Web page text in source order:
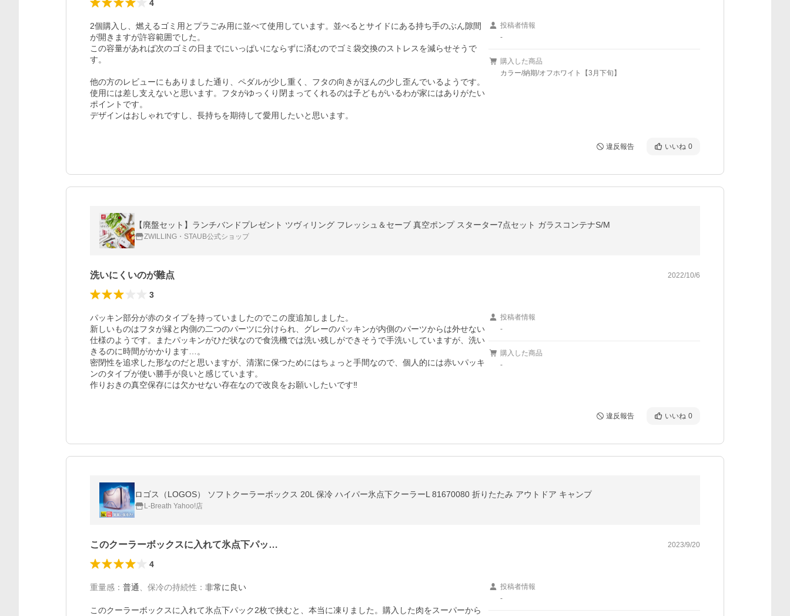
4
2個購入し、燃えるゴミ用とプラごみ用に並べて使用しています。並べるとサイドにある持ち手のぶん隙間
が開きますが許容範囲でした。
この容量があれば次のゴミの日までにいっぱいにならずに済むのでゴミ袋交換のストレスを減らせそうで
す。
他の方のレビューにもありました通り、ペダルが少し重く、フタの向きがほんの少し歪んでいるようです。
使用には差し支えないと思います。フタがゆっくり閉まってくれるのは子どもがいるわが家にはありがたい
ポイントです。
デザインはおしゃれですし、長持ちを期待して愛用したいと思います。
投稿者情報
-
購入した商品
カラー/納期/オフホワイト【3月下旬】
違反報告 いいね 0
【廃盤セット】ランチバンドプレゼント ツヴィリング フレッシュ＆セーブ 真空ポンプ スターター7点セット ガラスコンテナS/M
ZWILLING・STAUB公式ショップ
洗いにくいのが難点 2022/10/6
3
パッキン部分が赤のタイプを持っていましたのでこの度追加しました。
新しいものはフタが縁と内側の二つのパーツに分けられ、グレーのパッキンが内側のパーツからは外せない
仕様のようです。またパッキンがひだ状なので食洗機では洗い残しができそうで手洗いしていますが、洗い
きるのに時間がかかります…。
密閉性を追求した形なのだと思いますが、清潔に保つためにはちょっと手間なので、個人的には赤いパッキ
ンのタイプが使い勝手が良いと感じています。
作りおきの真空保存には欠かせない存在なので改良をお願いしたいです‼︎
投稿者情報
-
購入した商品
-
違反報告 いいね 0
ロゴス（LOGOS） ソフトクーラーボックス 20L 保冷 ハイパー氷点下クーラーL 81670080 折りたたみ アウトドア キャンプ
L-Breath Yahoo!店
このクーラーボックスに入れて氷点下パッ… 2023/9/20
4
重量感 ： 普通 保冷の持続性 ： 非常に良い
このクーラーボックスに入れて氷点下パック2枚で挟むと、本当に凍りました。購入した肉をスーパーから
投稿者情報
-